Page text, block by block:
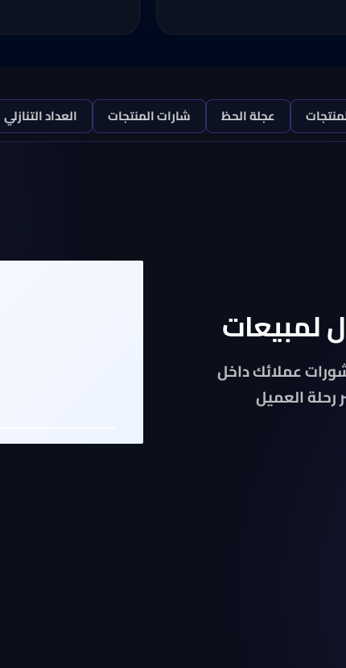
عجلة الحظ شارات المنتجات العداد التنازلي
لمبيعات
عملائك داخل
العميل